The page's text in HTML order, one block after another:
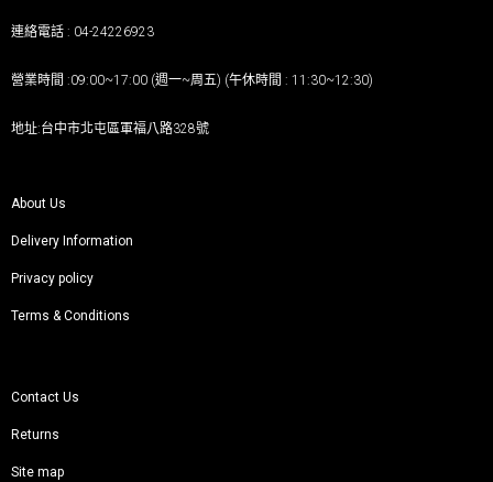
連絡電話 : 04-24226923
營業時間 :09:00~17:00 (週一~周五) (午休時間 : 11:30~12:30)
地址:台中市北屯區軍福八路328號
About Us
Delivery Information
Privacy policy
Terms & Conditions
Contact Us
Returns
Site map